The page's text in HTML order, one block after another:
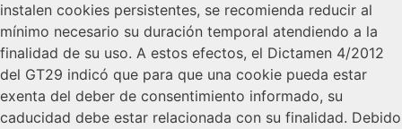
instalen cookies persistentes, se recomienda reducir al
mínimo necesario su duración temporal atendiendo a la
finalidad de su uso. A estos efectos, el Dictamen 4/2012
del GT29 indicó que para que una cookie pueda estar
exenta del deber de consentimiento informado, su
caducidad debe estar relacionada con su finalidad. Debido